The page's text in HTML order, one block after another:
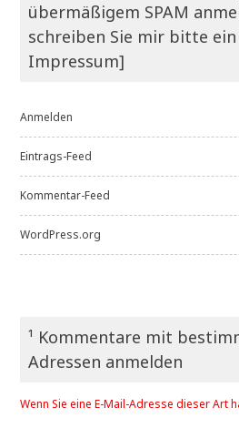
übermäßigem SPAM
schreiben Sie mir bitte
Impressum]
Anmelden
Eintrags-Feed
Kommentar-Feed
WordPress.org
¹ Kommentare mit
Adressen anmelden
Wenn Sie eine E-Mail-Adresse dieser Art